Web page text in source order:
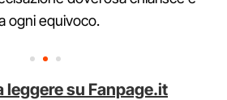
ogni equivoco.
leggere su Fanpage.it